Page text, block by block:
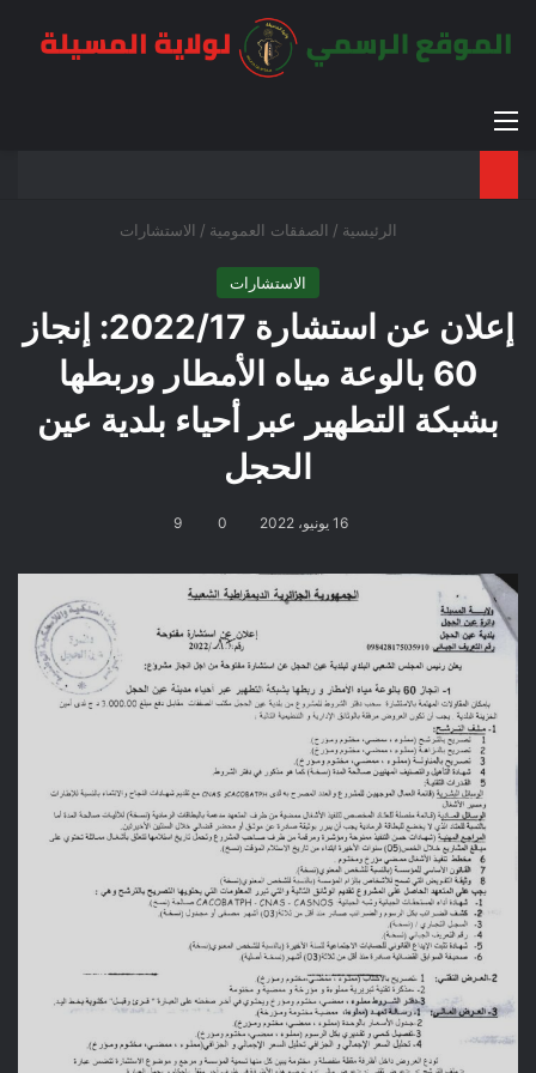
القائمة
الرئيسية / الصفقات العمومية / الاستشارات
الاستشارات
إعلان عن استشارة 2022/17: إنجاز
60 بالوعة مياه الأمطار وربطها
بشبكة التطهير عبر أحياء بلدية عين
الحجل
16 يونيو، 2022 0
9